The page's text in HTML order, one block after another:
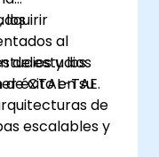
al
de estudios
éxito en su
los
y los
CTAL-TAE.
de
escalables y